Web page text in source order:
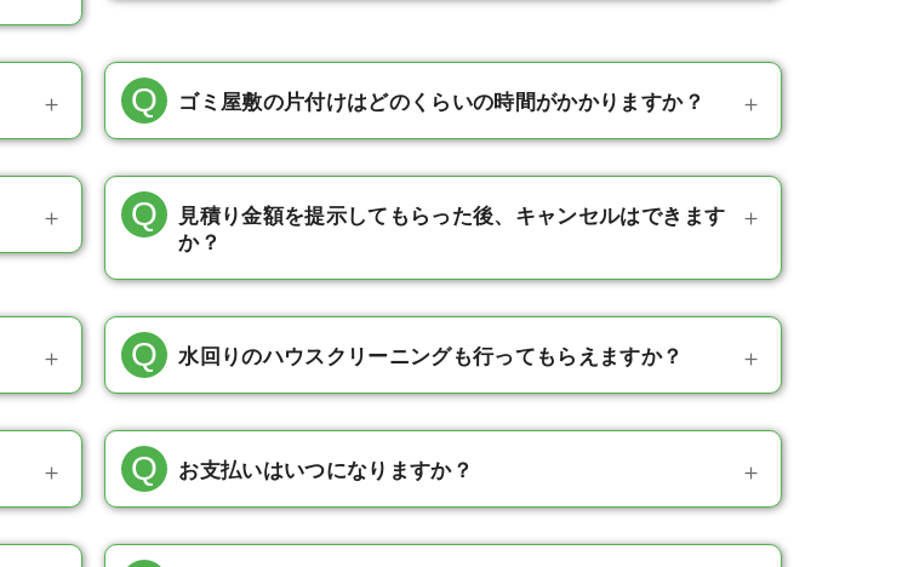
ゴミ屋敷の片付けはどのくらいの時間がかかりますか？
見積り金額を提示してもらった後、キャンセルはできます
か？
水回りのハウスクリーニングも行ってもらえますか？
お支払いはいつになりますか？